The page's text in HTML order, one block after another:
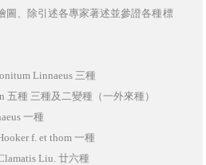
圖、除引述各專家著述並參證各種標
Linnaeus 三種
五種 三種及二變種（一外來種）
一種
f. et thom一種
Liu.廿六種